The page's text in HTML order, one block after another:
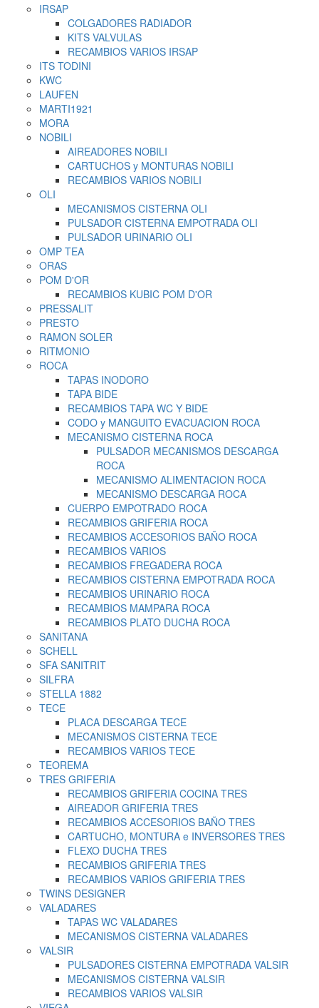
IRSAP
COLGADORES RADIADOR
KITS VALVULAS
RECAMBIOS VARIOS IRSAP
ITS TODINI
KWC
LAUFEN
MARTI1921
MORA
NOBILI
AIREADORES NOBILI
CARTUCHOS y MONTURAS NOBILI
RECAMBIOS VARIOS NOBILI
OLI
MECANISMOS CISTERNA OLI
PULSADOR CISTERNA EMPOTRADA OLI
PULSADOR URINARIO OLI
OMP TEA
ORAS
POM D'OR
RECAMBIOS KUBIC POM D'OR
PRESSALIT
PRESTO
RAMON SOLER
RITMONIO
ROCA
TAPAS INODORO
TAPA BIDE
RECAMBIOS TAPA WC Y BIDE
CODO y MANGUITO EVACUACION ROCA
MECANISMO CISTERNA ROCA
PULSADOR MECANISMOS DESCARGA
ROCA
MECANISMO ALIMENTACION ROCA
MECANISMO DESCARGA ROCA
CUERPO EMPOTRADO ROCA
RECAMBIOS GRIFERIA ROCA
RECAMBIOS ACCESORIOS BAÑO ROCA
RECAMBIOS VARIOS
RECAMBIOS FREGADERA ROCA
RECAMBIOS CISTERNA EMPOTRADA ROCA
RECAMBIOS URINARIO ROCA
RECAMBIOS MAMPARA ROCA
RECAMBIOS PLATO DUCHA ROCA
SANITANA
SCHELL
SFA SANITRIT
SILFRA
STELLA 1882
TECE
PLACA DESCARGA TECE
MECANISMOS CISTERNA TECE
RECAMBIOS VARIOS TECE
TEOREMA
TRES GRIFERIA
RECAMBIOS GRIFERIA COCINA TRES
AIREADOR GRIFERIA TRES
RECAMBIOS ACCESORIOS BAÑO TRES
CARTUCHO, MONTURA e INVERSORES TRES
FLEXO DUCHA TRES
RECAMBIOS GRIFERIA TRES
RECAMBIOS VARIOS GRIFERIA TRES
TWINS DESIGNER
VALADARES
TAPAS WC VALADARES
MECANISMOS CISTERNA VALADARES
VALSIR
PULSADORES CISTERNA EMPOTRADA VALSIR
MECANISMOS CISTERNA VALSIR
RECAMBIOS VARIOS VALSIR